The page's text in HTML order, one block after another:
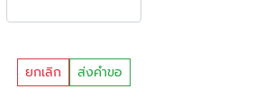
ยกเลิก ส่งคำขอ